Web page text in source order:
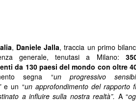
, Daniele Jalla, traccia un primo
generale, tenutasi a Milano:
da 130 paesi del mondo con oltre
segna “un progressivo
e un “un approfondimento del rapporto
a influire sulla nostra realtà”. A “